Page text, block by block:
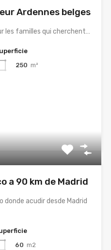
Ardennes belges
les familles qui cherchent…
250 m²
a 90 km de Madrid
acudir desde Madrid
60 m2